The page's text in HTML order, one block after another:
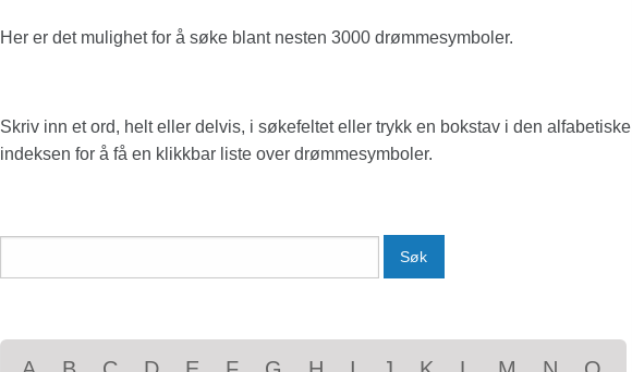
Her er det mulighet for å søke blant nesten 3000 drømmesymboler.
Skriv inn et ord, helt eller delvis, i søkefeltet eller trykk en bokstav i den alfabetiske
indeksen for å få en klikkbar liste over drømmesymboler.
Søk